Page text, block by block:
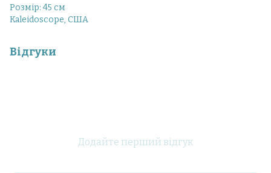
Розмір: 45 см
Kaleidoscope, США
Відгуки
Додайте перший відгук